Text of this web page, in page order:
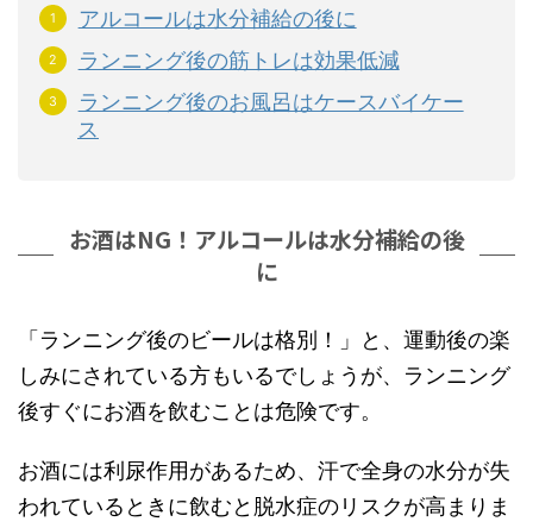
アルコールは水分補給の後に
ランニング後の筋トレは効果低減
ランニング後のお風呂はケースバイケー
ス
お酒はNG！アルコールは水分補給の後
に
「ランニング後のビールは格別！」と、運動後の楽
しみにされている方もいるでしょうが、ランニング
後すぐにお酒を飲むことは危険です。
お酒には利尿作用があるため、汗で全身の水分が失
われているときに飲むと脱水症のリスクが高まりま